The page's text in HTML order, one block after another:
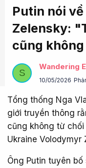
Putin nói
Zelensky:
cũng
S
Wandering
10/05/2026
Tổng thống Nga
giới truyền thông
cũng không từ
Ukraine Volodymyr
Ông Putin tuyên